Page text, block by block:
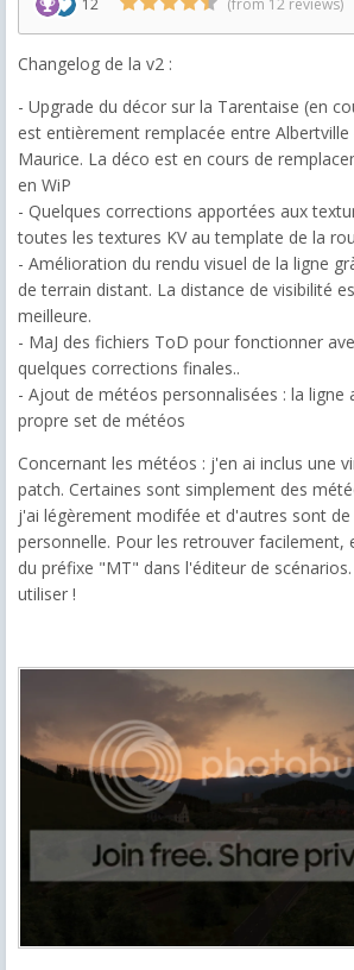
Changelog de la v2 :
- Upgrade du décor sur la Tarentaise (en
est entièrement remplacée entre
Maurice. La déco est en cours de
en WiP
- Quelques corrections apportées aux
toutes les textures KV au template de la
- Amélioration du rendu visuel de la ligne
de terrain distant. La distance de visibilité
meilleure.
- MaJ des fichiers ToD pour fonctionner
quelques corrections finales..
- Ajout de météos personnalisées : la ligne
propre set de météos
Concernant les météos : j'en ai inclus une
patch. Certaines sont simplement des
j'ai légèrement modifée et d'autres sont
personnelle. Pour les retrouver facilement,
du préfixe "MT" dans l'éditeur de
utiliser !